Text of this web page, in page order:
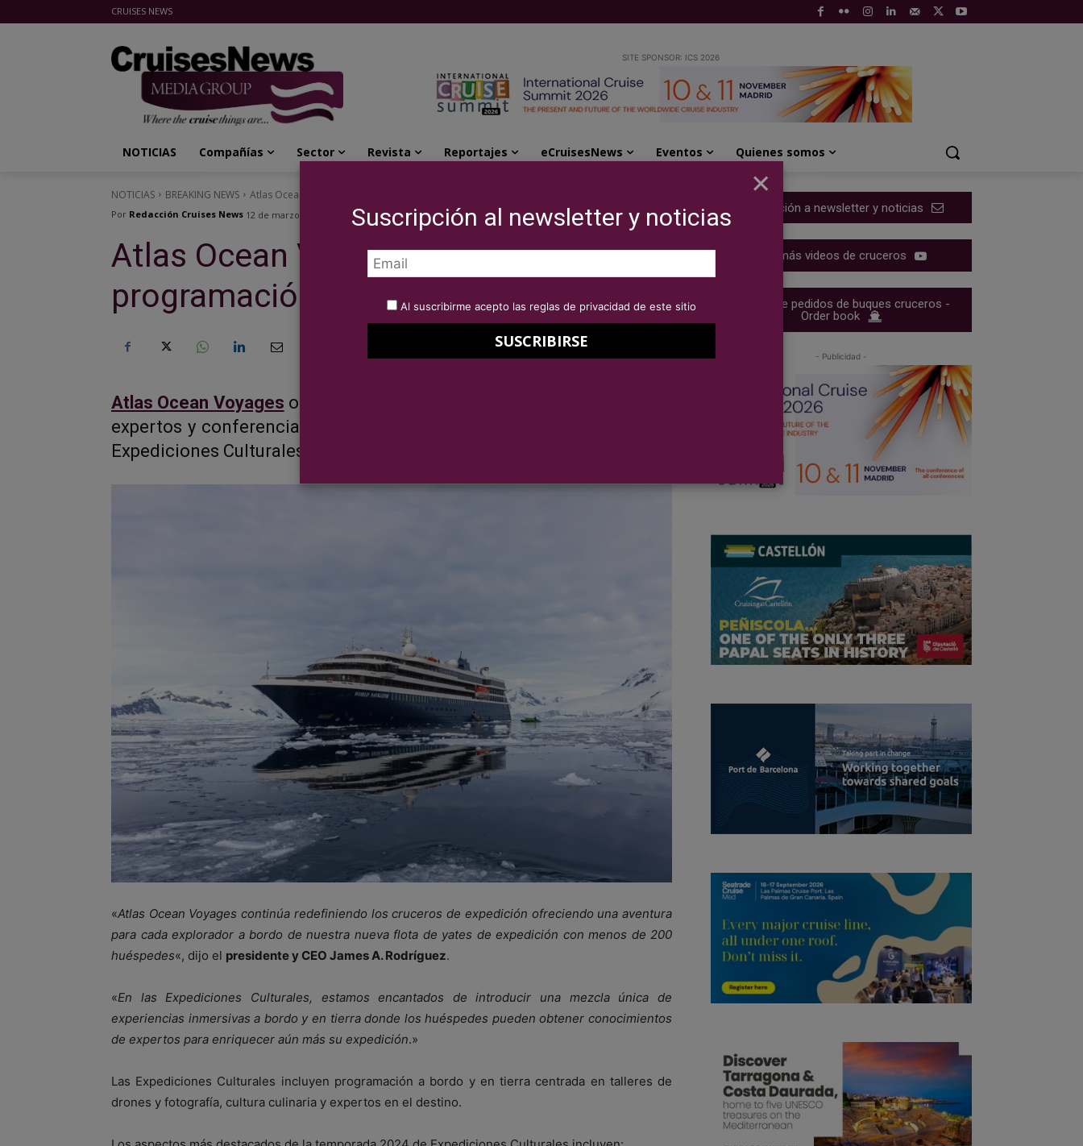
CRUISES NEWS
SITE SPONSOR: ICS 2026
NOTICIAS Compañías Sector Revista Reportajes eCruisesNews Eventos Quienes somos
NOTICIAS BREAKING NEWS Atlas Ocean Voyages y su programación cultural para 2024
Por Redacción Cruises News 12 de marzo de 2024
Atlas Ocean Voyages y su
programación cultural para 2024
Atlas Ocean Voyages ofrecerá una colección de talleres dirigidos por
expertos y conferenciantes a bordo dentro de la temporada 2024 de
Expediciones Culturales.
«Atlas Ocean Voyages continúa redefiniendo los cruceros de expedición ofreciendo una aventura
para cada explorador a bordo de nuestra nueva flota de yates de expedición con menos de 200
huéspedes«, dijo el presidente y CEO James A. Rodríguez.
«En las Expediciones Culturales, estamos encantados de introducir una mezcla única de
experiencias inmersivas a bordo y en tierra donde los huéspedes pueden obtener conocimientos
de expertos para enriquecer aún más su expedición.»
Las Expediciones Culturales incluyen programación a bordo y en tierra centrada en talleres de
drones y fotografía, cultura culinaria y expertos en el destino.
Suscripción a newsletter y noticias
Ver más videos de cruceros
Cartera de pedidos de buques cruceros -
Order book
- Publicidad -
×
Suscripción al newsletter y noticias
Al suscribirme acepto las reglas de privacidad de este sitio